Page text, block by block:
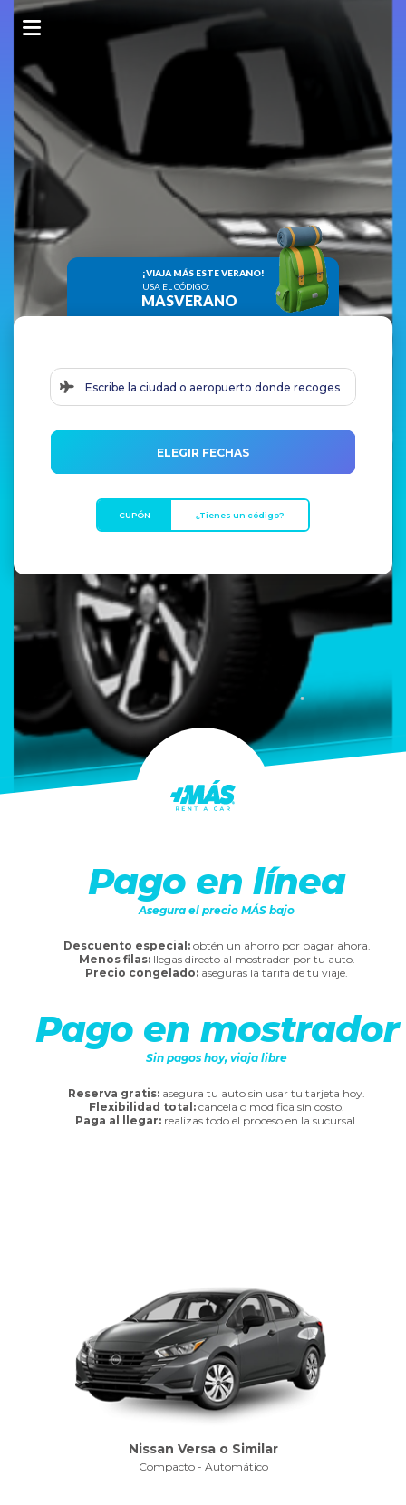
Renta fácil,
viaja MÁS
¡VIAJA MÁS ESTE VERANO!
USA EL CÓDIGO:
MASVERANO
ELEGIR FECHAS
CUPÓN
Pago en línea
Asegura el precio MÁS bajo
Descuento especial:obtén un ahorro por pagar ahora.
Menos filas:llegas directo al mostrador por tu auto.
Precio congelado: aseguras la tarifa de tu viaje.
Pago en mostrador
Sin pagos hoy, viaja libre
Reserva gratis: asegura tu auto sin usar tu tarjeta hoy.
Flexibilidad total: cancela o modifica sin costo.
Paga al llegar: realizas todo el proceso en la sucursal.
Nissan Versa o Similar
Compacto - Automático